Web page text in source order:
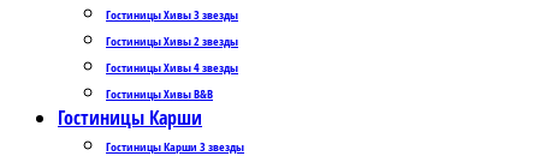
Гостиницы Хивы 3 звезды
Гостиницы Хивы 2 звезды
Гостиницы Хивы 4 звезды
Гостиницы Хивы B&B
Гостиницы Карши
Гостиницы Карши 3 звезды